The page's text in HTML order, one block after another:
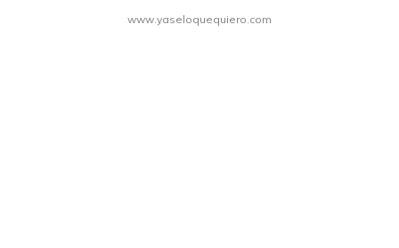
www.yaseloquequiero.com